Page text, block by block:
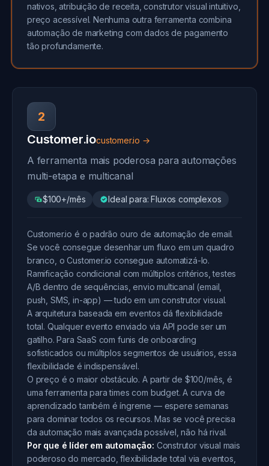
nativos, atribuição de receita, construtor visual intuitivo,
preço acessível. Nenhuma outra ferramenta combina
automação de marketing com dados de pagamento
tão profundamente.
2
Customer.iocustomer.io →
A ferramenta mais poderosa para automações
multi-etapa e multicanal
$100+/mês Ideal para: Fluxos complexos
Customer.io é o padrão ouro de automação de email.
Se você consegue desenhar um fluxo em um quadro
branco, o Customer.io consegue automatizá-lo.
Ramificação condicional com múltiplos critérios, testes
A/B dentro de sequências, envio multicanal (email,
push, SMS, in-app) — tudo em um construtor visual.
A arquitetura baseada em eventos dá flexibilidade
total. Qualquer evento enviado via API pode ser um
gatilho. Para SaaS com funis de onboarding
sofisticados ou múltiplos segmentos de usuários, essa
flexibilidade é indispensável.
O preço é o maior obstáculo. A partir de $100/mês, é
uma ferramenta para times com budget. A curva de
aprendizado também é íngreme — espere semanas
para dominar todos os recursos. Mas se você precisa
da automação mais avançada possível, não há rival.
Por que é líder em automação: Construtor visual mais
poderoso do mercado, flexibilidade total via eventos,